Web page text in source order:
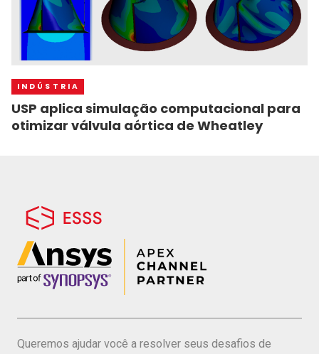
INDÚSTRIA
USP aplica simulação computacional para
otimizar válvula aórtica de Wheatley
Queremos ajudar você a resolver seus desafios de